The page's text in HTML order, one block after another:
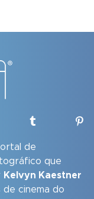
de
que
Kelvyn Kaestner
de cinema do